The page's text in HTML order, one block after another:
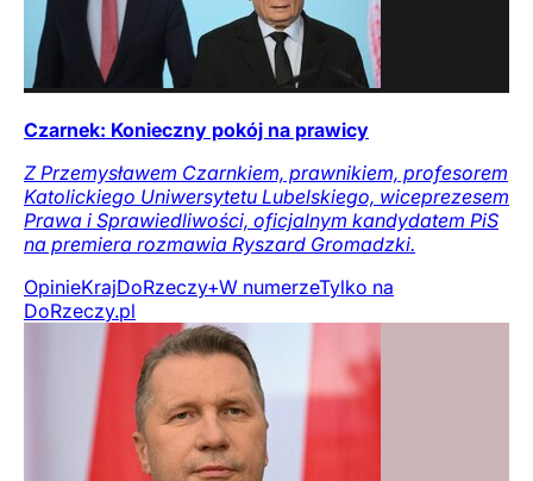
Czarnek: Konieczny pokój na prawicy
Z Przemysławem Czarnkiem, prawnikiem, profesorem
Katolickiego Uniwersytetu Lubelskiego, wiceprezesem
Prawa i Sprawiedliwości, oficjalnym kandydatem PiS
na premiera rozmawia Ryszard Gromadzki.
OpinieKrajDoRzeczy+W numerzeTylko na
DoRzeczy.pl